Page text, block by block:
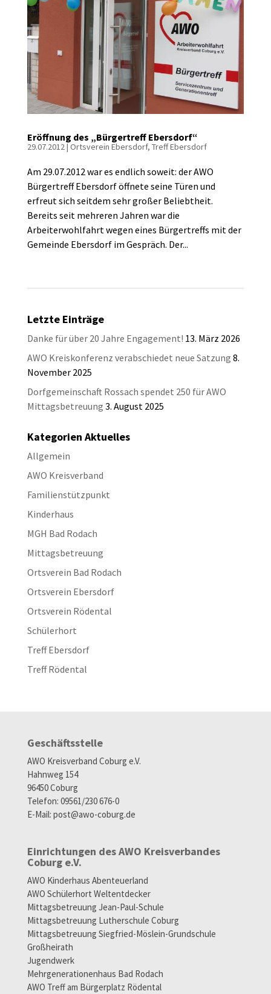
Eröffnung des „Bürgertreff Ebersdorf“
29.07.2012| Ortsverein Ebersdorf, Treff Ebersdorf
Am 29.07.2012 war es endlich soweit: der AWO
Bürgertreff Ebersdorf öffnete seine Türen und
erfreut sich seitdem sehr großer Beliebtheit.
Bereits seit mehreren Jahren war die
Arbeiterwohlfahrt wegen eines Bürgertreffs mit der
Gemeinde Ebersdorf im Gespräch. Der...
Letzte Einträge
Danke für über 20 Jahre Engagement! 13. März 2026
AWO Kreiskonferenz verabschiedet neue Satzung 8.
November 2025
Dorfgemeinschaft Rossach spendet 250 für AWO
Mittagsbetreuung 3. August 2025
Kategorien Aktuelles
Allgemein
AWO Kreisverband
Familienstützpunkt
Kinderhaus
MGH Bad Rodach
Mittagsbetreuung
Ortsverein Bad Rodach
Ortsverein Ebersdorf
Ortsverein Rödental
Schülerhort
Treff Ebersdorf
Treff Rödental
Geschäftsstelle
AWO Kreisverband Coburg e.V.
Hahnweg 154
96450 Coburg
Telefon: 09561/230 676-0
E-Mail: post@awo-coburg.de
Einrichtungen des AWO Kreisverbandes
Coburg e.V.
AWO Kinderhaus Abenteuerland
AWO Schülerhort Weltentdecker
Mittagsbetreuung Jean-Paul-Schule
Mittagsbetreuung Lutherschule Coburg
Mittagsbetreuung Siegfried-Möslein-Grundschule
Großheirath
Jugendwerk
Mehrgenerationenhaus Bad Rodach
AWO Treff am Bürgerplatz Rödental